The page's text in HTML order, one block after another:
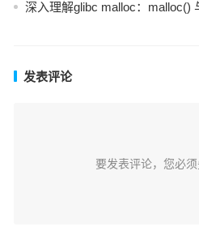
深入理解glibc malloc：malloc()
发表评论
要发表评论，您必须